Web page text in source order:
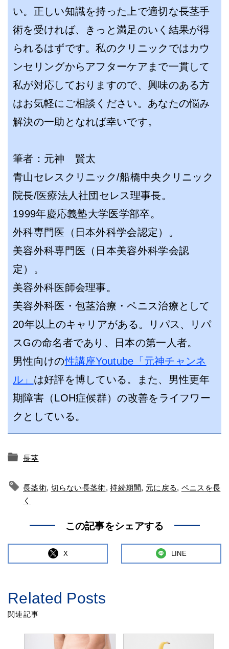
い。正しい知識を持った上で適切な長茎手
術を受ければ、きっと満足のいく結果が得
られるはずです。私のクリニックではカウ
ンセリングからアフターケアまで一貫して
私が対応しておりますので、興味のある方
はお気軽にご相談ください。あなたの悩み
解決の一助となれば幸いです。
筆者：元神 賢太
青山セレスクリニック/船橋中央クリニック
院長/医療法人社団セレス理事長。
1999年慶応義塾大学医学部卒。
外科専門医（日本外科学会認定）。
美容外科専門医（日本美容外科学会認
定）。
美容外科医師会理事。
美容外科医・包茎治療・ペニス治療として
20年以上のキャリアがある。リパス、リパ
スGの命名者であり、日本の第一人者。
男性向けの性講座Youtube「元神チャンネ
ル」 は好評を博している。また、男性更年
期障害（LOH症候群）の改善をライフワー
クとしている。
長茎
長茎術, 切らない長茎術,持続期間, 元に戻る, ペニスを長
く
この記事をシェアする
X LINE
Related Posts
関連記事